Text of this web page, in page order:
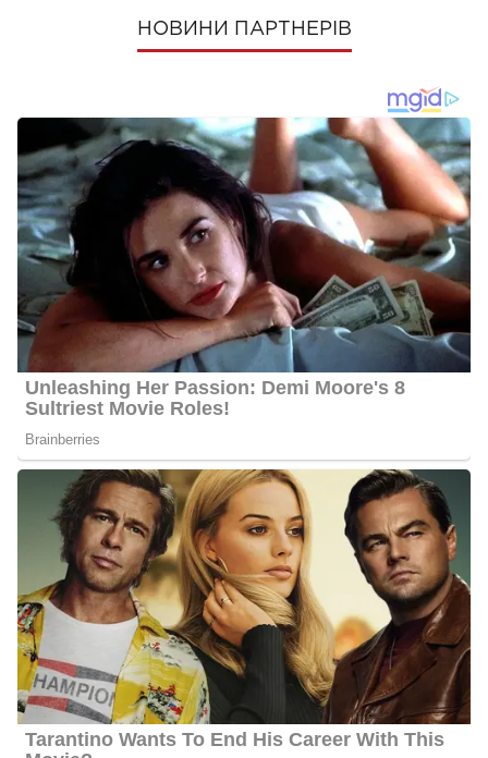
НОВИНИ ПАРТНЕРІВ